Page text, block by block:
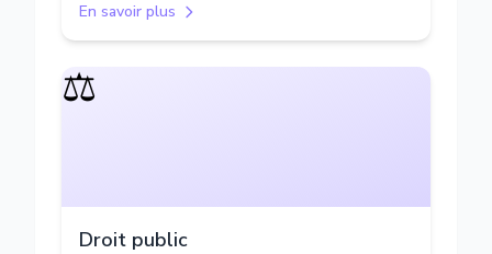
En savoir plus
⚖️
Droit public